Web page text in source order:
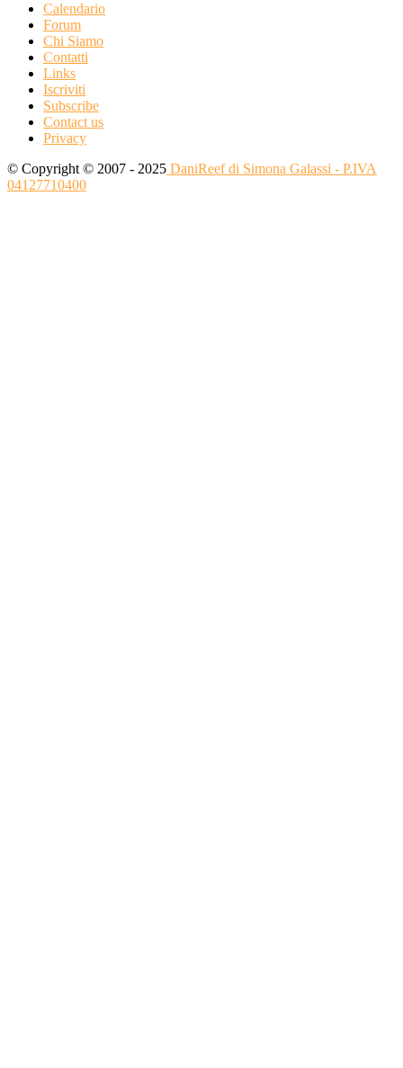
Calendario
Forum
Chi Siamo
Contatti
Links
Iscriviti
Subscribe
Contact us
Privacy
© Copyright © 2007 - 2025 DaniReef di Simona Galassi - P.IVA
04127710400